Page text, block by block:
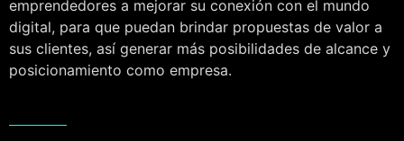
emprendedores a mejorar su conexión con el mundo
digital, para que puedan brindar propuestas de valor a
sus clientes, así generar más posibilidades de alcance y
posicionamiento como empresa.